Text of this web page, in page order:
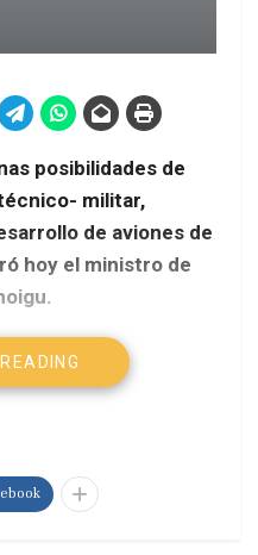
posibilidades de
militar,
de aviones de
hoy el ministro de
colegas brasileños
dijo el titular del